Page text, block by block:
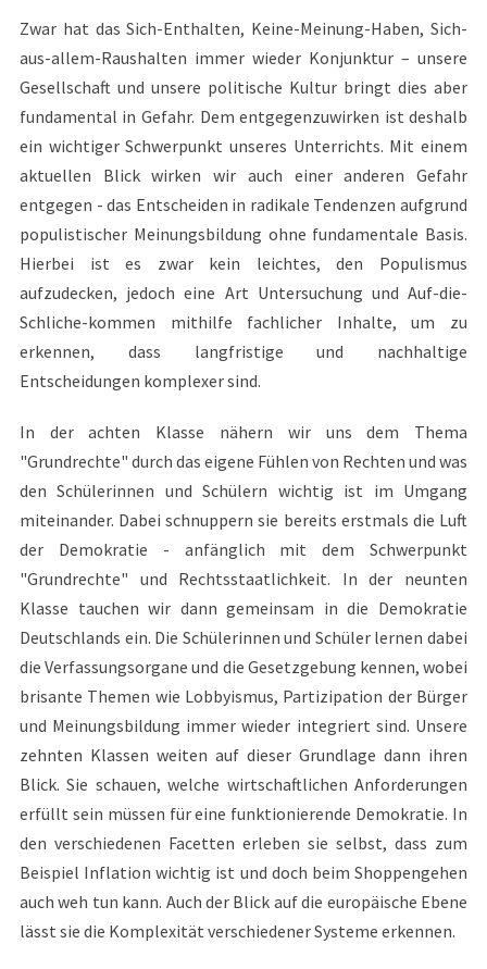
Zwar hat das Sich-Enthalten, Keine-Meinung-Haben, Sich-
aus-allem-Raushalten immer wieder Konjunktur – unsere
Gesellschaft und unsere politische Kultur bringt dies aber
fundamental in Gefahr. Dem entgegenzuwirken ist deshalb
ein wichtiger Schwerpunkt unseres Unterrichts. Mit einem
aktuellen Blick wirken wir auch einer anderen Gefahr
entgegen - das Entscheiden in radikale Tendenzen aufgrund
populistischer Meinungsbildung ohne fundamentale Basis.
Hierbei ist es zwar kein leichtes, den Populismus
aufzudecken, jedoch eine Art Untersuchung und Auf-die-
Schliche-kommen mithilfe fachlicher Inhalte, um zu
erkennen, dass langfristige und nachhaltige
Entscheidungen komplexer sind.
In der achten Klasse nähern wir uns dem Thema
"Grundrechte" durch das eigene Fühlen von Rechten und was
den Schülerinnen und Schülern wichtig ist im Umgang
miteinander. Dabei schnuppern sie bereits erstmals die Luft
der Demokratie - anfänglich mit dem Schwerpunkt
"Grundrechte" und Rechtsstaatlichkeit. In der neunten
Klasse tauchen wir dann gemeinsam in die Demokratie
Deutschlands ein. Die Schülerinnen und Schüler lernen dabei
die Verfassungsorgane und die Gesetzgebung kennen, wobei
brisante Themen wie Lobbyismus, Partizipation der Bürger
und Meinungsbildung immer wieder integriert sind. Unsere
zehnten Klassen weiten auf dieser Grundlage dann ihren
Blick. Sie schauen, welche wirtschaftlichen Anforderungen
erfüllt sein müssen für eine funktionierende Demokratie. In
den verschiedenen Facetten erleben sie selbst, dass zum
Beispiel Inflation wichtig ist und doch beim Shoppengehen
auch weh tun kann. Auch der Blick auf die europäische Ebene
lässt sie die Komplexität verschiedener Systeme erkennen.